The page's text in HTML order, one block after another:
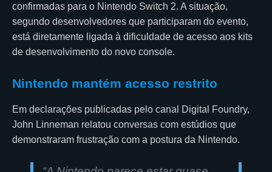
confirmadas para o Nintendo Switch 2. A situação,
segundo desenvolvedores que participaram do evento,
está diretamente ligada à dificuldade de acesso aos kits
de desenvolvimento do novo console.
Nintendo mantém acesso restrito
Em declarações publicadas pelo canal Digital Foundry,
John Linneman relatou conversas com estúdios que
demonstraram frustração com a postura da Nintendo.